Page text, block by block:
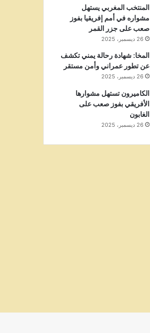
المنتخب المغربي يستهل
مشواره في أمم إفريقيا بفوز
صعب على جزر القمر
26 ديسمبر، 2025
المخا: شهادة رحالة يمني تكشف
عن تطور عمراني وأمن مستقر
26 ديسمبر، 2025
الكاميرون تستهل مشوارها
الأفريقي بفوز صعب على
الغابون
26 ديسمبر، 2025